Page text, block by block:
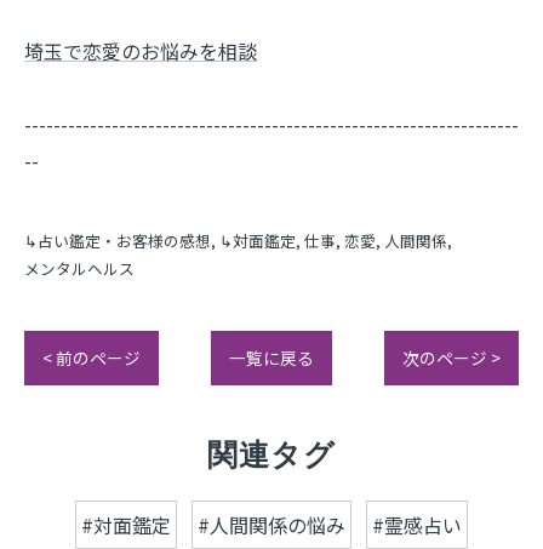
埼玉で恋愛のお悩みを相談
--------------------------------------------------------------------
--
↳占い鑑定・お客様の感想 ↳対面鑑定 仕事 恋愛 人間関係
メンタルヘルス
< 前のページ 一覧に戻る 次のページ >
関連タグ
#対面鑑定 #人間関係の悩み
#霊感占い